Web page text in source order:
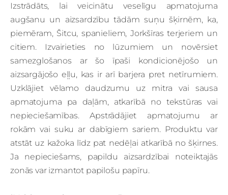
Izstrādāts, lai veicinātu veselīgu apmatojuma
augšanu un aizsardzību tādām suņu šķirnēm, ka,
piemēram, Šitcu, spanieliem, Jorkšīras terjeriem un
citiem. Izvairieties no lūzumiem un novērsiet
samezglošanos ar šo īpaši kondicionējošo un
aizsargājošo eļļu, kas ir arī barjera pret netīrumiem.
Uzklājiet vēlamo daudzumu uz mitra vai sausa
apmatojuma pa daļām, atkarībā no tekstūras vai
nepieciešamības. Apstrādājiet apmatojumu ar
rokām vai suku ar dabīgiem sariem. Produktu var
atstāt uz kažoka līdz pat nedēļai atkarībā no šķirnes.
Ja nepieciešams, papildu aizsardzībai noteiktajās
zonās var izmantot papilošu papīru.